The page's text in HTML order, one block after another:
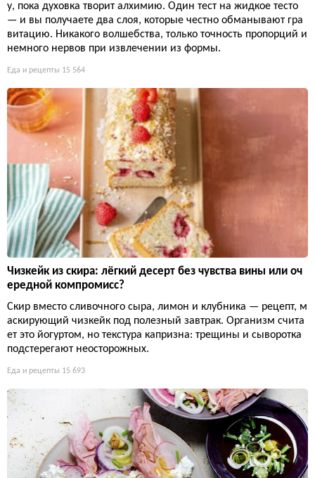
у, пока духовка творит алхимию. Один тест на жидкое тесто
— и вы получаете два слоя, которые честно обманывают гра
витацию. Никакого волшебства, только точность пропорций и
немного нервов при извлечении из формы.
Еда и рецепты 15 564
Чизкейк из скира: лёгкий десерт без чувства вины или оч
ередной компромисс?
Скир вместо сливочного сыра, лимон и клубника — рецепт, м
аскирующий чизкейк под полезный завтрак. Организм счита
ет это йогуртом, но текстура капризна: трещины и сыворотка
подстерегают неосторожных.
Еда и рецепты 15 693